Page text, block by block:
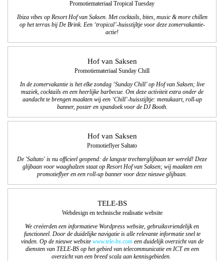
Promotiemateriaal Tropical Tuesday
Ibiza vibes op Resort Hof van Saksen. Met cocktails, bites, music & more chillen
op het terras bij De Brink. Een ‘tropical’-huisstijltje voor deze zomervakantie-
actie!
Hof van Saksen
Promotiemateriaal Sunday Chill
In de zomervakantie is het elke zondag ‘Sunday Chill’ op Hof van Saksen; live
muziek, cocktails en een heerlijke barbecue. Om deze activiteit extra onder de
aandacht te brengen maakten wij een ‘Chill’-huisstijltje: menukaart, roll-up
banner, poster en spandoek voor de DJ Booth.
Hof van Saksen
Promotieflyer Saltato
De 'Saltato' is nu officieel geopend: de langste trechterglijbaan ter wereld! Deze
glijbaan voor waaghalzen staat op Resort Hof van Saksen; wij maakten een
promotieflyer en een roll-up banner voor deze nieuwe glijbaan.
TELE-BS
Webdesign en technische realisatie website
We creëerden een informatieve Wordpress website, gebruiksvriendelijk en
functioneel. Door de duidelijke navigatie is alle relevante informatie snel te
vinden. Op de nieuwe website www.tele-bs.com een duidelijk overzicht van de
diensten van TELE-BS op het gebied van telecommunicatie en ICT en een
overzicht van een breed scala aan kennisgebieden.